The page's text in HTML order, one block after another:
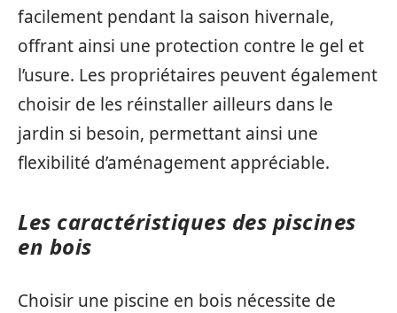
facilement pendant la saison hivernale,
offrant ainsi une protection contre le gel et
l’usure. Les propriétaires peuvent également
choisir de les réinstaller ailleurs dans le
jardin si besoin, permettant ainsi une
flexibilité d’aménagement appréciable.
Les caractéristiques des piscines
en bois
Choisir une piscine en bois nécessite de